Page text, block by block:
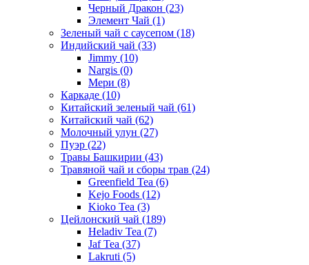
Черный Дракон (23)
Элемент Чай (1)
Зеленый чай с саусепом (18)
Индийский чай (33)
Jimmy (10)
Nargis (0)
Мери (8)
Каркаде (10)
Китайский зеленый чай (61)
Китайский чай (62)
Молочный улун (27)
Пуэр (22)
Травы Башкирии (43)
Травяной чай и сборы трав (24)
Greenfield Tea (6)
Kejo Foods (12)
Kioko Tea (3)
Цейлонский чай (189)
Heladiv Tea (7)
Jaf Tea (37)
Lakruti (5)